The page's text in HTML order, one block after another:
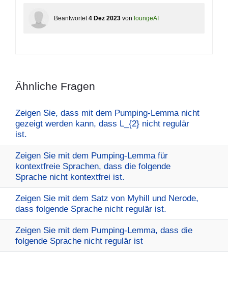
Beantwortet 4 Dez 2023 von loungeAI
Ähnliche Fragen
Zeigen Sie, dass mit dem Pumping-Lemma nicht
gezeigt werden kann, dass L_{2} nicht regulär
ist.
Zeigen Sie mit dem Pumping-Lemma für
kontextfreie Sprachen, dass die folgende
Sprache nicht kontextfrei ist.
Zeigen Sie mit dem Satz von Myhill und Nerode,
dass folgende Sprache nicht regulär ist.
Zeigen Sie mit dem Pumping-Lemma, dass die
folgende Sprache nicht regulär ist